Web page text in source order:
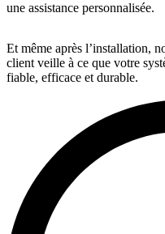
une assistance personnalisée.
Et même après l’installation,
client veille à ce que votre
fiable, efficace et durable.